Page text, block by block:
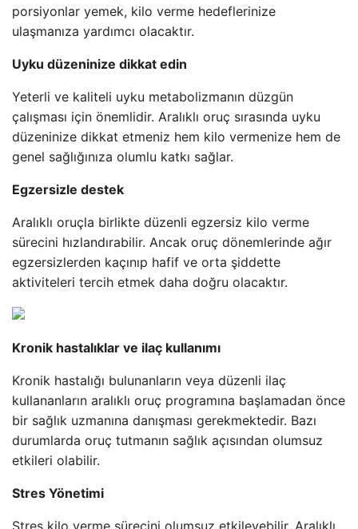
porsiyonlar yemek, kilo verme hedeflerinize
ulaşmanıza yardımcı olacaktır.
Uyku düzeninize dikkat edin
Yeterli ve kaliteli uyku metabolizmanın düzgün
çalışması için önemlidir. Aralıklı oruç sırasında uyku
düzeninize dikkat etmeniz hem kilo vermenize hem de
genel sağlığınıza olumlu katkı sağlar.
Egzersizle destek
Aralıklı oruçla birlikte düzenli egzersiz kilo verme
sürecini hızlandırabilir. Ancak oruç dönemlerinde ağır
egzersizlerden kaçınıp hafif ve orta şiddette
aktiviteleri tercih etmek daha doğru olacaktır.
Kronik hastalıklar ve ilaç kullanımı
Kronik hastalığı bulunanların veya düzenli ilaç
kullananların aralıklı oruç programına başlamadan önce
bir sağlık uzmanına danışması gerekmektedir. Bazı
durumlarda oruç tutmanın sağlık açısından olumsuz
etkileri olabilir.
Stres Yönetimi
Stres kilo verme sürecini olumsuz etkileyebilir. Aralıklı